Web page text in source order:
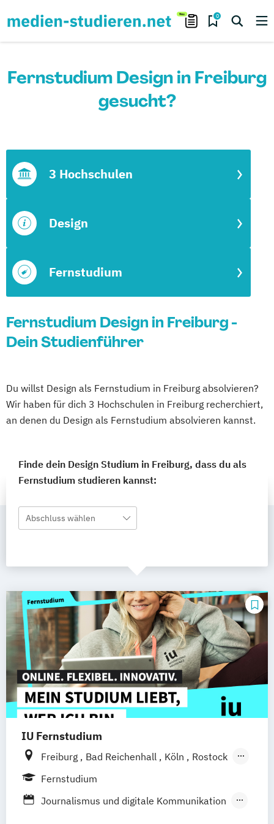
0
Fernstudium Design in Freiburg
gesucht?
Fernstudium
Design
3 Hochschulen
Fernstudium Design in Freiburg -
Dein Studienführer
Du willst Design als Fernstudium in Freiburg absolvieren?
Wir haben für dich 3 Hochschulen in Freiburg recherchiert,
an denen du Design als Fernstudium absolvieren kannst.
Finde dein Design Studium in Freiburg, dass du als
Fernstudium studieren kannst:
Abschluss wählen
IU Fernstudium
Freiburg Bad Reichenhall Köln
Rostock
Kiel
Frankfurt am Main
Deggendorf
Karlsruhe Kassel
Fernstudium
Journalismus und digitale Kommunikation